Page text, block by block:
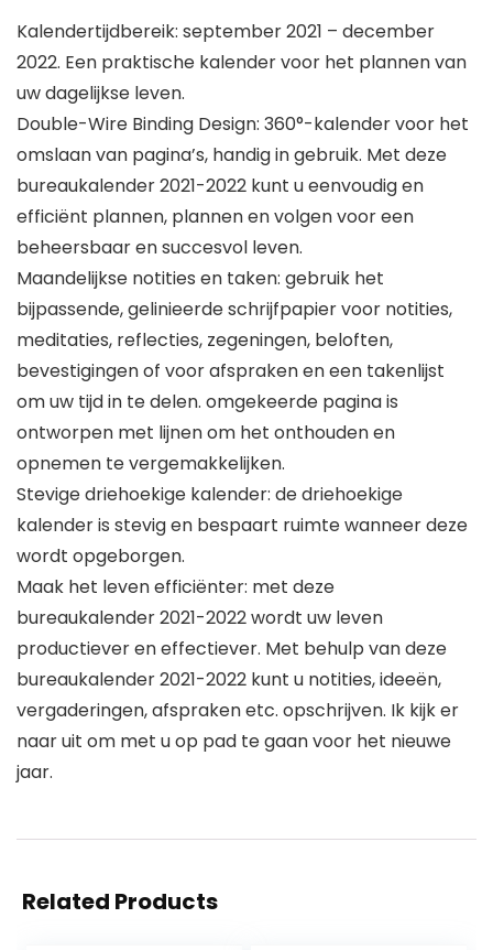
Kalendertijdbereik: september 2021 – december
2022. Een praktische kalender voor het plannen van
uw dagelijkse leven.
Double-Wire Binding Design: 360°-kalender voor het
omslaan van pagina’s, handig in gebruik. Met deze
bureaukalender 2021-2022 kunt u eenvoudig en
efficiënt plannen, plannen en volgen voor een
beheersbaar en succesvol leven.
Maandelijkse notities en taken: gebruik het
bijpassende, gelinieerde schrijfpapier voor notities,
meditaties, reflecties, zegeningen, beloften,
bevestigingen of voor afspraken en een takenlijst
om uw tijd in te delen. omgekeerde pagina is
ontworpen met lijnen om het onthouden en
opnemen te vergemakkelijken.
Stevige driehoekige kalender: de driehoekige
kalender is stevig en bespaart ruimte wanneer deze
wordt opgeborgen.
Maak het leven efficiënter: met deze
bureaukalender 2021-2022 wordt uw leven
productiever en effectiever. Met behulp van deze
bureaukalender 2021-2022 kunt u notities, ideeën,
vergaderingen, afspraken etc. opschrijven. Ik kijk er
naar uit om met u op pad te gaan voor het nieuwe
jaar.
Related Products